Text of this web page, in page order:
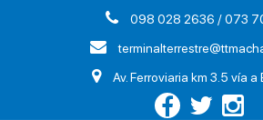
098 028 2636 / 073
Av. Ferroviaria km 3.5 vía a